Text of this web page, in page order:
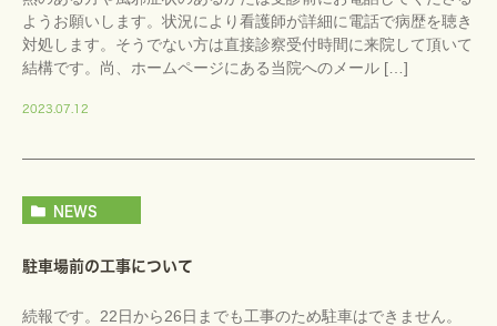
ようお願いします。状況により看護師が詳細に電話で病歴を聴き
対処します。そうでない方は直接診察受付時間に来院して頂いて
結構です。尚、ホームページにある当院へのメール […]
2023.07.12
NEWS
駐車場前の工事について
続報です。22日から26日までも工事のため駐車はできません。